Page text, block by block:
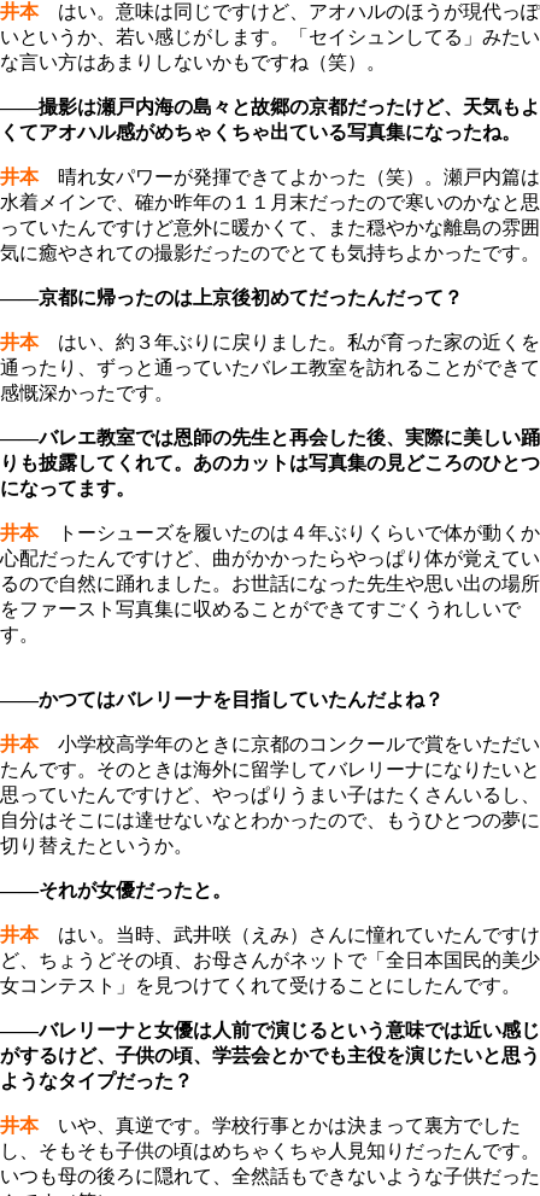
井本はい。意味は同じですけど、アオハルのほうが現代っぽ
いというか、若い感じがします。「セイシュンしてる」みたい
な言い方はあまりしないかもですね（笑）。
――撮影は瀬戸内海の島々と故郷の京都だったけど、天気もよ
くてアオハル感がめちゃくちゃ出ている写真集になったね。
井本晴れ女パワーが発揮できてよかった（笑）。瀬戸内篇は
水着メインで、確か昨年の１１月末だったので寒いのかなと思
っていたんですけど意外に暖かくて、また穏やかな離島の雰囲
気に癒やされての撮影だったのでとても気持ちよかったです。
――京都に帰ったのは上京後初めてだったんだって？
井本
はい、約３年ぶりに戻りました。私が育った家の近くを
通ったり、ずっと通っていたバレエ教室を訪れることができて
感慨深かったです。
――バレエ教室では恩師の先生と再会した後、実際に美しい踊
りも披露してくれて。あのカットは写真集の見どころのひとつ
になってます。
井本トーシューズを履いたのは４年ぶりくらいで体が動くか
心配だったんですけど、曲がかかったらやっぱり体が覚えてい
るので自然に踊れました。お世話になった先生や思い出の場所
をファースト写真集に収めることができてすごくうれしいで
す。
――かつてはバレリーナを目指していたんだよね？
井本小学校高学年のときに京都のコンクールで賞をいただい
たんです。そのときは海外に留学してバレリーナになりたいと
思っていたんですけど、やっぱりうまい子はたくさんいるし、
自分はそこには達せないなとわかったので、もうひとつの夢に
切り替えたというか。
――それが女優だったと。
井本はい。当時、武井咲（えみ）さんに憧れていたんですけ
ど、ちょうどその頃、お母さんがネットで「全日本国民的美少
女コンテスト」を見つけてくれて受けることにしたんです。
――バレリーナと女優は人前で演じるという意味では近い感じ
がするけど、子供の頃、学芸会とかでも主役を演じたいと思う
ようなタイプだった？
井本いや、真逆です。学校行事とかは決まって裏方でした
し、そもそも子供の頃はめちゃくちゃ人見知りだったんです。
いつも母の後ろに隠れて、全然話もできないような子供だった